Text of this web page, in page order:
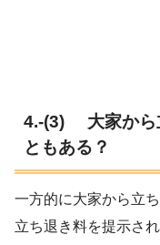
4.-(3) 大家から
ともある？
一方的に大家から立
立ち退き料を提示さ